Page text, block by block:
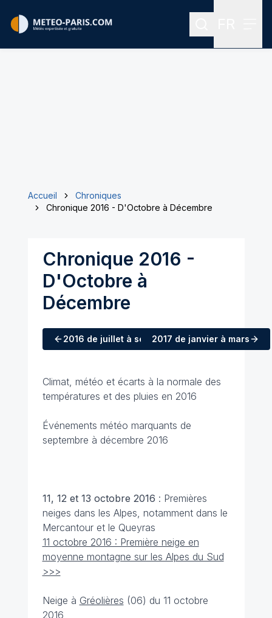
Rechercher
Accueil
Chroniques
Chronique 2016 - D'Octobre à Décembre
Chronique 2016 -
D'Octobre à
Décembre
2016 de juillet à septembre
2017 de janvier à mars
Climat, météo et écarts à la normale des
températures et des pluies en 2016
Événements météo marquants de
septembre à décembre 2016
11, 12 et 13 octobre 2016 : Premières
neiges dans les Alpes, notamment dans le
Mercantour et le Queyras
11 octobre 2016 : Première neige en
moyenne montagne sur les Alpes du Sud
>>>
Neige à Gréolières (06) du 11 octobre
2016